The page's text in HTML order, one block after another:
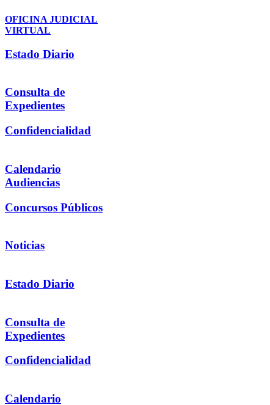
OFICINA JUDICIAL
VIRTUAL
Estado Diario
Consulta de
Expedientes
Confidencialidad
Calendario
Audiencias
Concursos Públicos
Noticias
Estado Diario
Consulta de
Expedientes
Confidencialidad
Calendario